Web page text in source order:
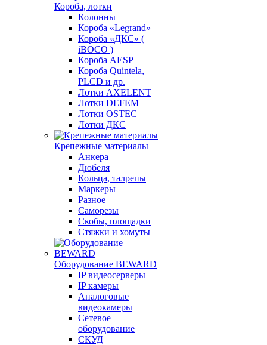
Короба, лотки
Колонны
Короба «Legrand»
Короба «ДКС» (
iBOCO )
Короба AESP
Короба Quintela,
PLCD и др.
Лотки AXELENT
Лотки DEFEM
Лотки OSTEC
Лотки ДКС
Крепежные материалы
Анкера
Дюбеля
Кольца, талрепы
Маркеры
Разное
Саморезы
Скобы, площадки
Стяжки и хомуты
Оборудование BEWARD
IP видеосерверы
IP камеры
Аналоговые
видеокамеры
Сетевое
оборудование
СКУД